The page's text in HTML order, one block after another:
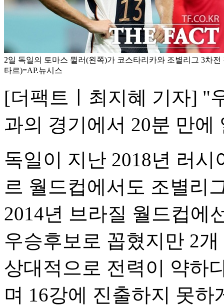
2일 독일의 토마스 뮐러(왼쪽)가 코스타리카와 조별리그 3차
타르)=AP.뉴시스
[더팩트ㅣ최지혜 기자] "
과의 경기에서 20분 만에
독일이 지난 2018년 러
르 월드컵에서도 조별리
2014년 브라질 월드컵에
우승후보로 꼽혔지만 2
상대적으로 전력이 약하
며 16강에 진출하지 못하